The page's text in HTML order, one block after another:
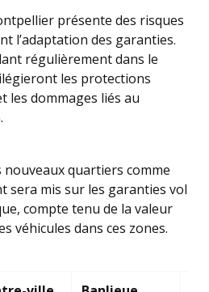
présente des risques
l’adaptation des garanties.
régulièrement dans le
les protections
les dommages liés au
quartiers comme
sera mis sur les garanties vol
compte tenu de la valeur
véhicules dans ces zones.